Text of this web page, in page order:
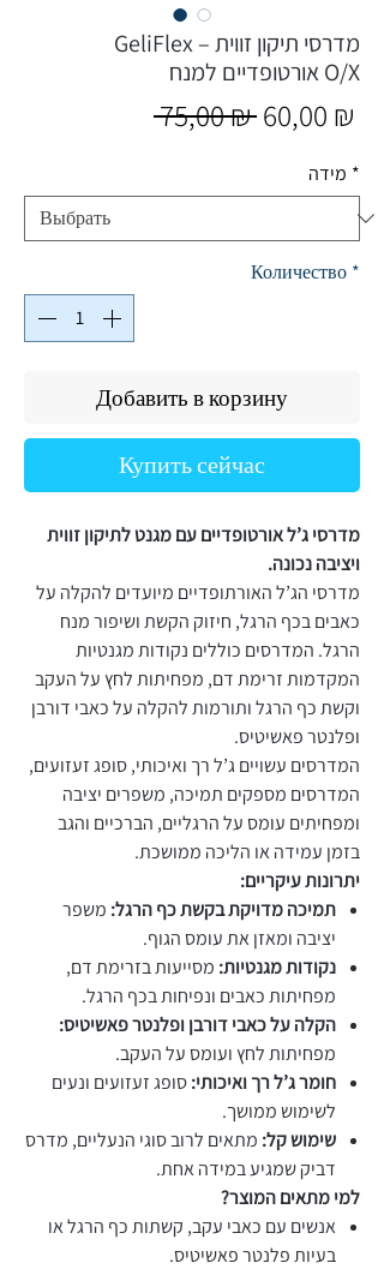
GeliFlex – מדרסי תיקון זווית
אורטופדיים למנח O/X
75,00 ₪ Обычная
60,00 ₪
מידה *
Количество *
Добавить в корзину
Купить сейчас
מדרסי ג’ל אורטופדיים עם מגנט לתיקון זווית
ויציבה נכונה.
מדרסי הג’ל האורתופדיים מיועדים להקלה על
כאבים בכף הרגל, חיזוק הקשת ושיפור מנח
הרגל. המדרסים כוללים נקודות מגנטיות
המקדמות זרימת דם, מפחיתות לחץ על העקב
וקשת כף הרגל ותורמות להקלה על כאבי דורבן
ופלנטר פאשיטיס.
המדרסים עשויים ג’ל רך ואיכותי, סופג זעזועים,
המדרסים מספקים תמיכה, משפרים יציבה
ומפחיתים עומס על הרגליים, הברכיים והגב
בזמן עמידה או הליכה ממושכת.
יתרונות עיקריים:
תמיכה מדויקת בקשת כף הרגל: משפר
יציבה ומאזן את עומס הגוף.
נקודות מגנטיות: מסייעות בזרימת דם,
מפחיתות כאבים ונפיחות בכף הרגל.
הקלה על כאבי דורבן ופלנטר פאשיטיס:
מפחיתות לחץ ועומס על העקב.
חומר ג’ל רך ואיכותי:סופג זעזועים ונעים
לשימוש ממושך.
שימוש קל: מתאים לרוב סוגי הנעליים, מדרס
דביק שמגיע במידה אחת.
למי מתאים המוצר?
אנשים עם כאבי עקב, קשתות כף הרגל או
בעיות פלנטר פאשיטיס.